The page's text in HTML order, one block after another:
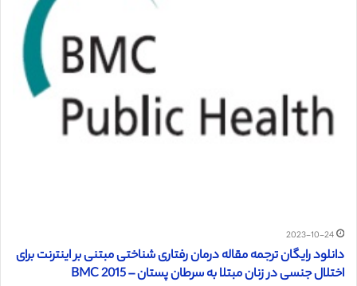
2023-10-24
دانلود رایگان ترجمه مقاله درمان رفتاری شناختی مبتنی بر اینترنت برای
اختلال جنسی در زنان مبتلا به سرطان پستان – BMC 2015